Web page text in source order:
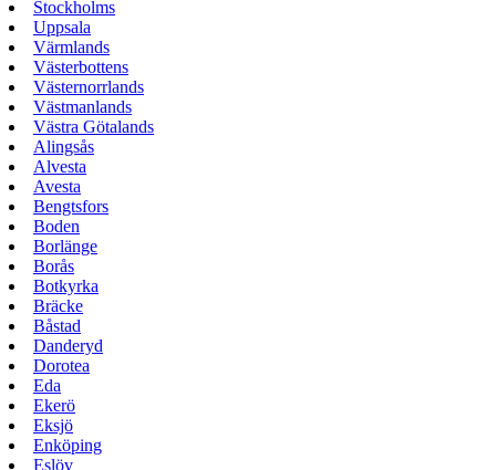
Stockholms
Uppsala
Värmlands
Västerbottens
Västernorrlands
Västmanlands
Västra Götalands
Alingsås
Alvesta
Avesta
Bengtsfors
Boden
Borlänge
Borås
Botkyrka
Bräcke
Båstad
Danderyd
Dorotea
Eda
Ekerö
Eksjö
Enköping
Eslöv